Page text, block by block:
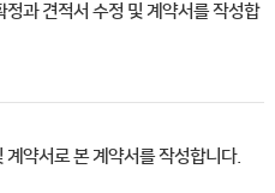
정과 견적서 수정 및 계약서를 작성합
계약서로 본 계약서를 작성합니다.